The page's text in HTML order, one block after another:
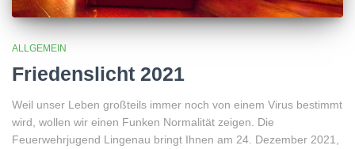
ALLGEMEIN
Friedenslicht 2021
Weil unser Leben großteils immer noch von einem Virus bestimmt
wird, wollen wir einen Funken Normalität zeigen. Die
Feuerwehrjugend Lingenau bringt Ihnen am 24. Dezember 2021,